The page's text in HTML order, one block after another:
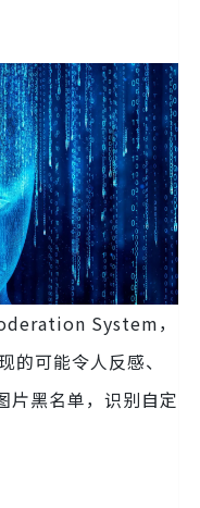
System，
可能令人反感、
片黑名单，识别自定